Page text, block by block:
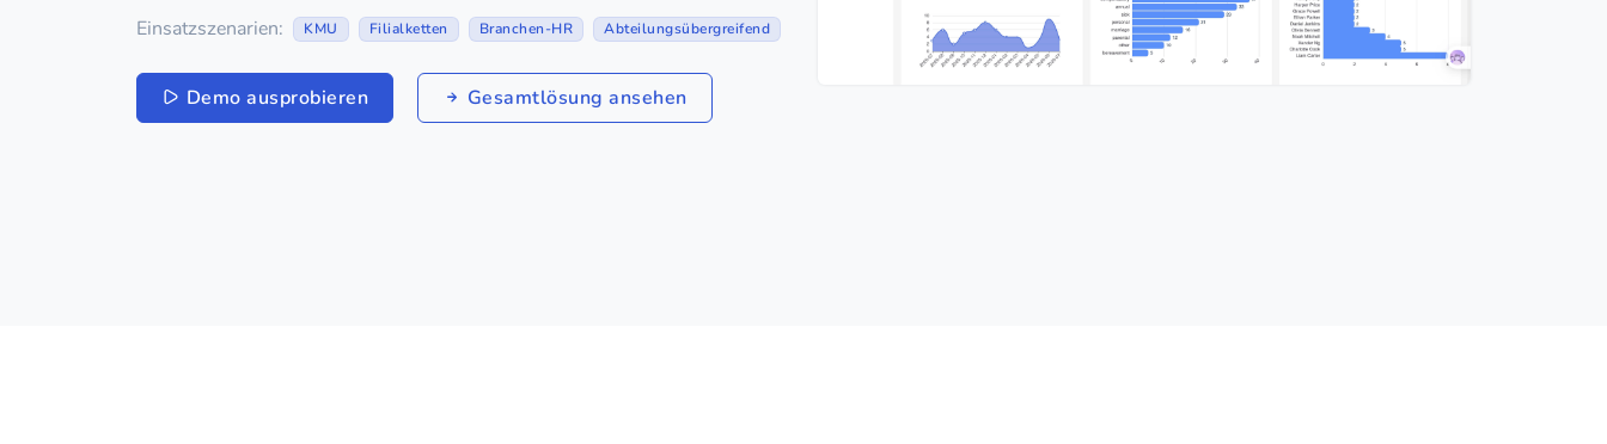
Einsatzszenarien: KMU Filialketten Branchen-HR Abteilungsübergreifend
Demo ausprobieren Gesamtlösung ansehen